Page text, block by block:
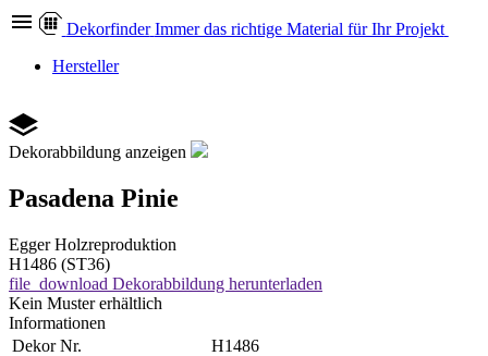
Dekorfinder Immer das richtige Material für Ihr Projekt
Hersteller
Dekorabbildung anzeigen
Pasadena Pinie
Egger Holzreproduktion
H1486 (ST36)
file_download Dekorabbildung herunterladen
Kein Muster erhältlich
Informationen
Dekor Nr.
H1486